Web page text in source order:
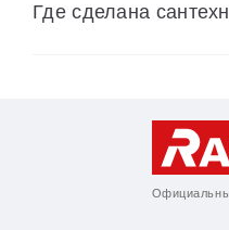
Где сделана